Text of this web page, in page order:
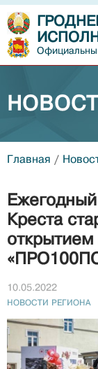
Главная /
Креста
10.05.2022
НОВОСТИ РЕГИОНА